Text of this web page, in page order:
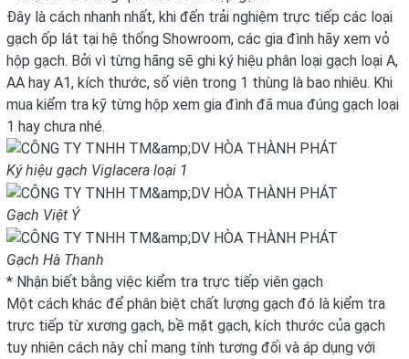
Đây là cách nhanh nhất, khi đến trải nghiệm trực tiếp các loại
gạch ốp lát tại hệ thống Showroom, các gia đình hãy xem vỏ
hộp gạch. Bởi vì từng hãng sẽ ghi ký hiệu phân loại gạch loại A,
AA hay A1, kích thước, số viên trong 1 thùng là bao nhiêu. Khi
mua kiểm tra kỹ từng hộp xem gia đình đã mua đúng gạch loại
1 hay chưa nhé.
Ký hiệu gạch Viglacera loại 1
Gạch Việt Ý
Gạch Hà Thanh
* Nhận biết bằng việc kiểm tra trực tiếp viên gạch
Một cách khác để phân biệt chất lượng gạch đó là kiểm tra
trực tiếp từ xương gạch, bề mặt gạch, kích thước của gạch
tuy nhiên cách này chỉ mang tính tương đối và áp dụng với